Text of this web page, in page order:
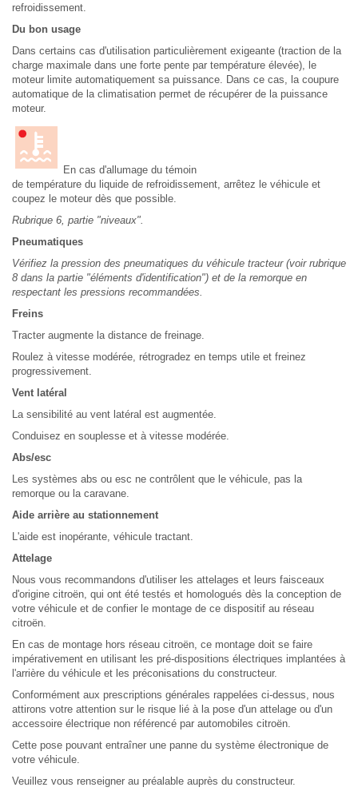
refroidissement.
Du bon usage
Dans certains cas d'utilisation particulièrement exigeante (traction de la
charge maximale dans une forte pente par température élevée), le
moteur limite automatiquement sa puissance. Dans ce cas, la coupure
automatique de la climatisation permet de récupérer de la puissance
moteur.
En cas d'allumage du témoin
de température du liquide de refroidissement, arrêtez le véhicule et
coupez le moteur dès que possible.
Rubrique 6, partie "niveaux".
Pneumatiques
Vérifiez la pression des pneumatiques du véhicule tracteur (voir rubrique
8 dans la partie "éléments d'identification") et de la remorque en
respectant les pressions recommandées.
Freins
Tracter augmente la distance de freinage.
Roulez à vitesse modérée, rétrogradez en temps utile et freinez
progressivement.
Vent latéral
La sensibilité au vent latéral est augmentée.
Conduisez en souplesse et à vitesse modérée.
Abs/esc
Les systèmes abs ou esc ne contrôlent que le véhicule, pas la
remorque ou la caravane.
Aide arrière au stationnement
L'aide est inopérante, véhicule tractant.
Attelage
Nous vous recommandons d'utiliser les attelages et leurs faisceaux
d'origine citroën, qui ont été testés et homologués dès la conception de
votre véhicule et de confier le montage de ce dispositif au réseau
citroën.
En cas de montage hors réseau citroën, ce montage doit se faire
impérativement en utilisant les pré-dispositions électriques implantées à
l'arrière du véhicule et les préconisations du constructeur.
Conformément aux prescriptions générales rappelées ci-dessus, nous
attirons votre attention sur le risque lié à la pose d'un attelage ou d'un
accessoire électrique non référencé par automobiles citroën.
Cette pose pouvant entraîner une panne du système électronique de
votre véhicule.
Veuillez vous renseigner au préalable auprès du constructeur.